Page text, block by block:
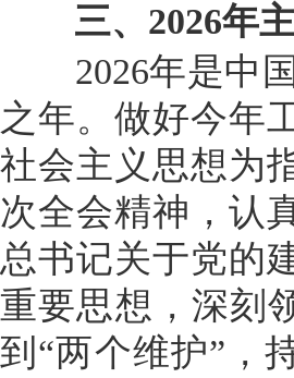
三、2026年主
2026年是中国
之年。做好今年
社会主义思想为
次全会精神，认
总书记关于党的
重要思想，深刻
到“两个维护”，